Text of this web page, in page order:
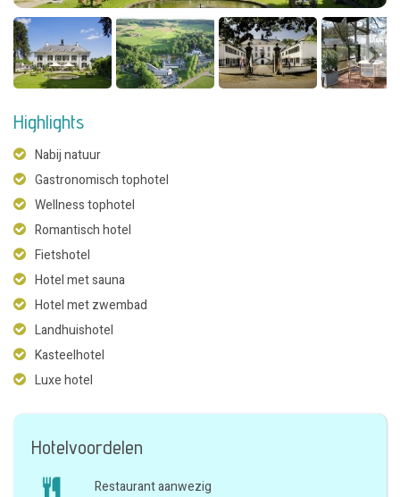
Highlights
Nabij natuur
Gastronomisch tophotel
Wellness tophotel
Romantisch hotel
Fietshotel
Hotel met sauna
Hotel met zwembad
Landhuishotel
Kasteelhotel
Luxe hotel
Hotelvoordelen
Restaurant aanwezig